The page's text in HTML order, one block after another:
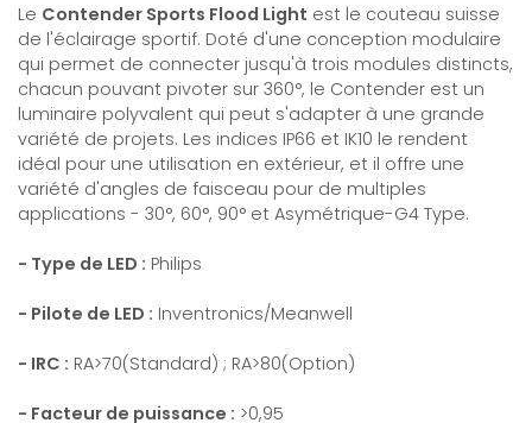
Le Contender Sports Flood Light est le couteau suisse
de l'éclairage sportif. Doté d'une conception modulaire
qui permet de connecter jusqu'à trois modules distincts,
chacun pouvant pivoter sur 360°, le Contender est un
luminaire polyvalent qui peut s'adapter à une grande
variété de projets. Les indices IP66 et IK10 le rendent
idéal pour une utilisation en extérieur, et il offre une
variété d'angles de faisceau pour de multiples
applications - 30°, 60°, 90° et Asymétrique-G4 Type.
- Type de LED : Philips
- Pilote de LED : Inventronics/Meanwell
- IRC : RA>70(Standard) ; RA>80(Option)
- Facteur de puissance : >0,95